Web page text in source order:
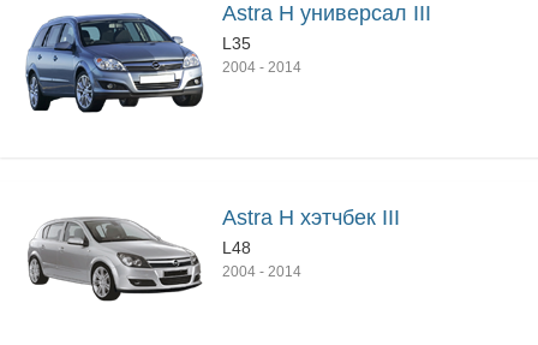
Astra H универсал III
L35
2004 - 2014
Astra H хэтчбек III
L48
2004 - 2014